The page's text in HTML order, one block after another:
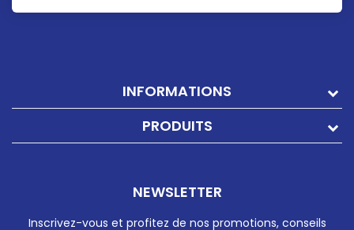
INFORMATIONS
PRODUITS
NEWSLETTER
Inscrivez-vous et profitez de nos promotions, conseils